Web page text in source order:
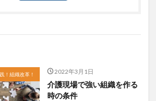
！組織改革！ 2022年3月1日
介護現場で強い組織を作る
時の条件